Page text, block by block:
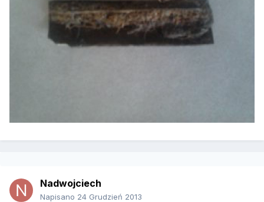
Nadwojciech
Napisano 24 Grudzień 2013